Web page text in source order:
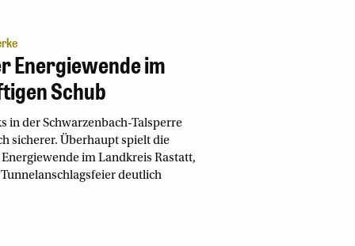
Energiewende im
Schub
in der Schwarzenbach-Talsperre
sicherer. Überhaupt spielt die
im Landkreis Rastatt,
deutlich